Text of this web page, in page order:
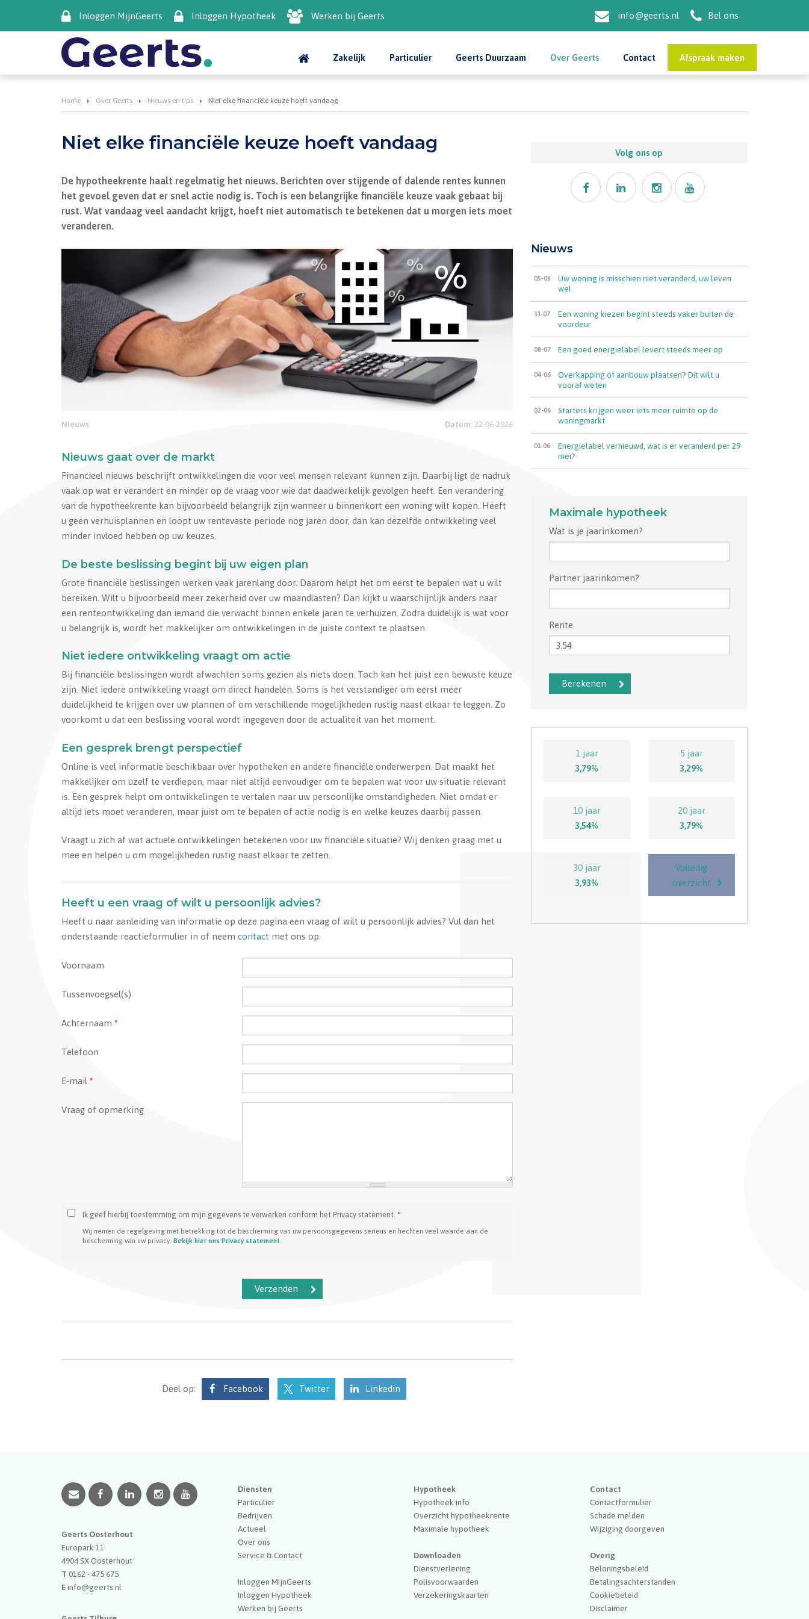
Inloggen MijnGeerts Inloggen Hypotheek Werken bij Geerts info@geerts.nl Bel ons
Zakelijk Particulier Geerts Duurzaam Over Geerts Contact Afspraak maken
Home Over Geerts Nieuws en tips Niet elke financiële keuze hoeft vandaag
Niet elke financiële keuze hoeft vandaag
De hypotheekrente haalt regelmatig het nieuws. Berichten over stijgende of dalende rentes kunnen
het gevoel geven dat er snel actie nodig is. Toch is een belangrijke financiële keuze vaak gebaat bij
rust. Wat vandaag veel aandacht krijgt, hoeft niet automatisch te betekenen dat u morgen iets moet
veranderen.
Nieuws Datum:22-06-2026
Nieuws gaat over de markt
Financieel nieuws beschrijft ontwikkelingen die voor veel mensen relevant kunnen zijn. Daarbij ligt de nadruk
vaak op wat er verandert en minder op de vraag voor wie dat daadwerkelijk gevolgen heeft. Een verandering
van de hypotheekrente kan bijvoorbeeld belangrijk zijn wanneer u binnenkort een woning wilt kopen. Heeft
u geen verhuisplannen en loopt uw rentevaste periode nog jaren door, dan kan dezelfde ontwikkeling veel
minder invloed hebben op uw keuzes.
De beste beslissing begint bij uw eigen plan
Grote financiële beslissingen werken vaak jarenlang door. Daarom helpt het om eerst te bepalen wat u wilt
bereiken. Wilt u bijvoorbeeld meer zekerheid over uw maandlasten? Dan kijkt u waarschijnlijk anders naar
een renteontwikkeling dan iemand die verwacht binnen enkele jaren te verhuizen. Zodra duidelijk is wat voor
u belangrijk is, wordt het makkelijker om ontwikkelingen in de juiste context te plaatsen.
Niet iedere ontwikkeling vraagt om actie
Bij financiële beslissingen wordt afwachten soms gezien als niets doen. Toch kan het juist een bewuste keuze
zijn. Niet iedere ontwikkeling vraagt om direct handelen. Soms is het verstandiger om eerst meer
duidelijkheid te krijgen over uw plannen of om verschillende mogelijkheden rustig naast elkaar te leggen. Zo
voorkomt u dat een beslissing vooral wordt ingegeven door de actualiteit van het moment.
Een gesprek brengt perspectief
Online is veel informatie beschikbaar over hypotheken en andere financiële onderwerpen. Dat maakt het
makkelijker om uzelf te verdiepen, maar niet altijd eenvoudiger om te bepalen wat voor uw situatie relevant
is. Een gesprek helpt om ontwikkelingen te vertalen naar uw persoonlijke omstandigheden. Niet omdat er
altijd iets moet veranderen, maar juist om te bepalen of actie nodig is en welke keuzes daarbij passen.
Vraagt u zich af wat actuele ontwikkelingen betekenen voor uw financiële situatie? Wij denken graag met u
mee en helpen u om mogelijkheden rustig naast elkaar te zetten.
Heeft u een vraag of wilt u persoonlijk advies?
Heeft u naar aanleiding van informatie op deze pagina een vraag of wilt u persoonlijk advies? Vul dan het
onderstaande reactieformulier in of neem contact met ons op.
Voornaam
Tussenvoegsel(s)
Achternaam *
Telefoon
E-mail *
Vraag of opmerking
Ik geef hierbij toestemming om mijn gegevens te verwerken conform het Privacy statement. *
Wij nemen de regelgeving met betrekking tot de bescherming van uw persoonsgegevens serieus en hechten veel waarde aan de
bescherming van uw privacy. Bekijk hier ons Privacy statement
Deel op: Facebook Twitter Linkedin
Volg ons op
Nieuws
05-08
Uw woning is misschien niet veranderd, uw leven
wel
31-07
Een woning kiezen begint steeds vaker buiten de
voordeur
08-07 Een goed energielabel levert steeds meer op
04-06
Overkapping of aanbouw plaatsen? Dit wilt u
vooraf weten
02-06
Starters krijgen weer iets meer ruimte op de
woningmarkt
01-06
Energielabel vernieuwd, wat is er veranderd per 29
mei?
Maximale hypotheek
Wat is je jaarinkomen?
Partner jaarinkomen?
Rente
1 jaar
3,79%
5 jaar
3,29%
10 jaar
3,54%
20 jaar
3,79%
30 jaar
3,93%
Volledig
overzicht
Geerts Oosterhout
Europark 11
4904 SXOosterhout
T 0162 - 475 675
Einfo@geerts.nl
Diensten
Particulier
Bedrijven
Actueel
Over ons
Service & Contact
Inloggen MijnGeerts
Inloggen Hypotheek
Werken bij Geerts
Hypotheek
Hypotheek info
Overzicht hypotheekrente
Maximale hypotheek
Downloaden
Dienstverlening
Polisvoorwaarden
Verzekeringskaarten
Contact
Contactformulier
Schade melden
Wijziging doorgeven
Overig
Beloningsbeleid
Betalingsachterstanden
Cookiebeleid
Disclaimer